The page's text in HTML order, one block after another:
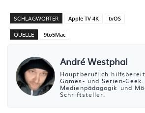
SCHLAGWÖRTER Apple TV 4K tvOS
QUELLE 9to5Mac
André Westphal
Hauptberuflich
Games- und Serien-
Medienpädagogik und
Schriftsteller.